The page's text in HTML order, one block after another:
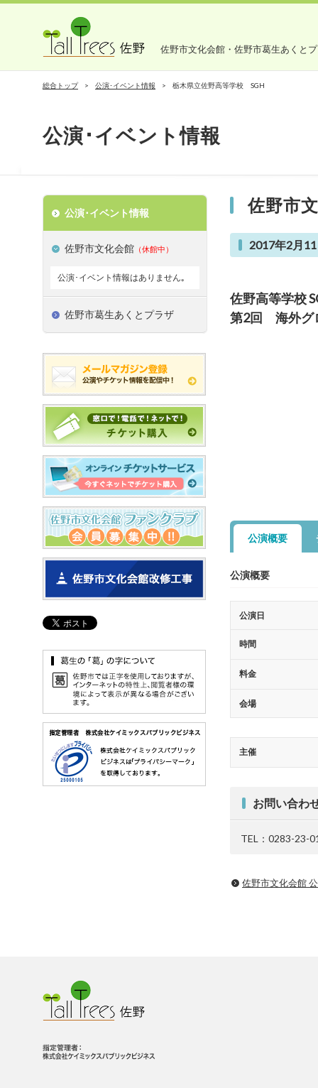
佐野市文化会館・佐野市葛生あくと
総合トップ 公演･イベント情報 栃木県立佐野高等学校 SGH
公演･イベント情報
佐野市
2017年2月
佐野高等学校
第2回 海外グ
公演概要
公演概要
公演日
時間
料金
会場
主催
お問い合わ
TEL：0283-23-
佐野市文化会館
公演･イベント情報
佐野市文化会館 （休館中）
公演･イベント情報はありません｡
佐野市葛生あくとプラザ